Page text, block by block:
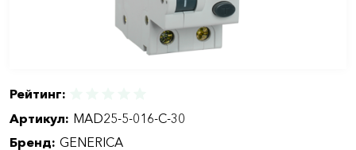
Рейтинг:
Артикул: MAD25-5-016-C-30
Бренд: GENERICA